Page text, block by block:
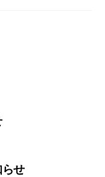
せ